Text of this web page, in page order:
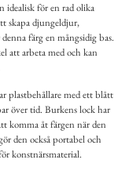
idealisk för en rad olika
skapa djungeldjur,
färg en mångsidig bas.
att arbeta med och kan
plastbehållare med ett blått
över tid. Burkens lock har
komma åt färgen när den
den också portabel och
konstnärsmaterial.